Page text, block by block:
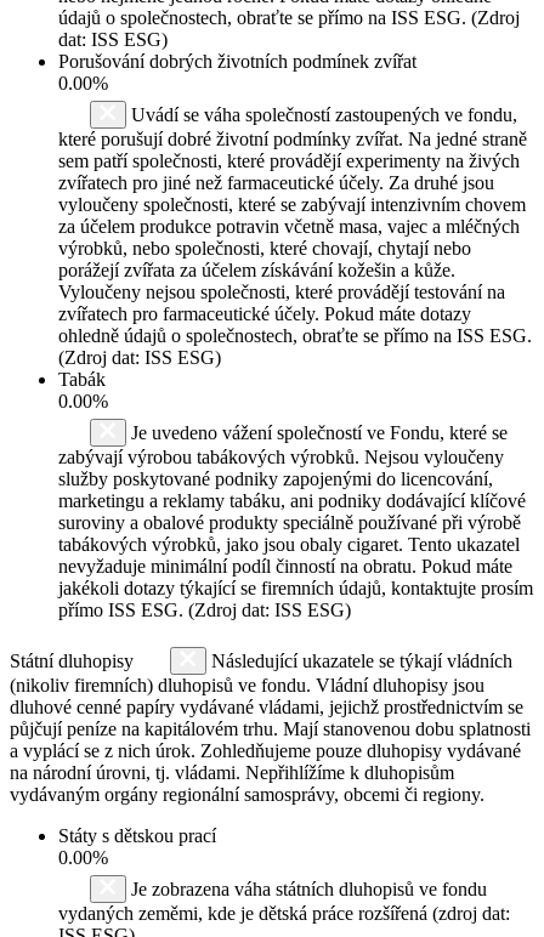
údajů o společnostech, obraťte se přímo na ISS ESG. (Zdroj
dat: ISS ESG)
Porušování dobrých životních podmínek zvířat
0.00%
Uvádí se váha společností zastoupených ve fondu,
které porušují dobré životní podmínky zvířat. Na jedné straně
sem patří společnosti, které provádějí experimenty na živých
zvířatech pro jiné než farmaceutické účely. Za druhé jsou
vyloučeny společnosti, které se zabývají intenzivním chovem
za účelem produkce potravin včetně masa, vajec a mléčných
výrobků, nebo společnosti, které chovají, chytají nebo
porážejí zvířata za účelem získávání kožešin a kůže.
Vyloučeny nejsou společnosti, které provádějí testování na
zvířatech pro farmaceutické účely. Pokud máte dotazy
ohledně údajů o společnostech, obraťte se přímo na ISS ESG.
(Zdroj dat: ISS ESG)
Tabák
0.00%
Je uvedeno vážení společností ve Fondu, které se
zabývají výrobou tabákových výrobků. Nejsou vyloučeny
služby poskytované podniky zapojenými do licencování,
marketingu a reklamy tabáku, ani podniky dodávající klíčové
suroviny a obalové produkty speciálně používané při výrobě
tabákových výrobků, jako jsou obaly cigaret. Tento ukazatel
nevyžaduje minimální podíl činností na obratu. Pokud máte
jakékoli dotazy týkající se firemních údajů, kontaktujte prosím
přímo ISS ESG. (Zdroj dat: ISS ESG)
Státní dluhopisy
Následující ukazatele se týkají vládních
(nikoliv firemních) dluhopisů ve fondu. Vládní dluhopisy jsou
dluhové cenné papíry vydávané vládami, jejichž prostřednictvím se
půjčují peníze na kapitálovém trhu. Mají stanovenou dobu splatnosti
a vyplácí se z nich úrok. Zohledňujeme pouze dluhopisy vydávané
na národní úrovni, tj. vládami. Nepřihlížíme k dluhopisům
vydávaným orgány regionální samosprávy, obcemi či regiony.
Státy s dětskou prací
0.00%
Je zobrazena váha státních dluhopisů ve fondu
vydaných zeměmi, kde je dětská práce rozšířená (zdroj dat: